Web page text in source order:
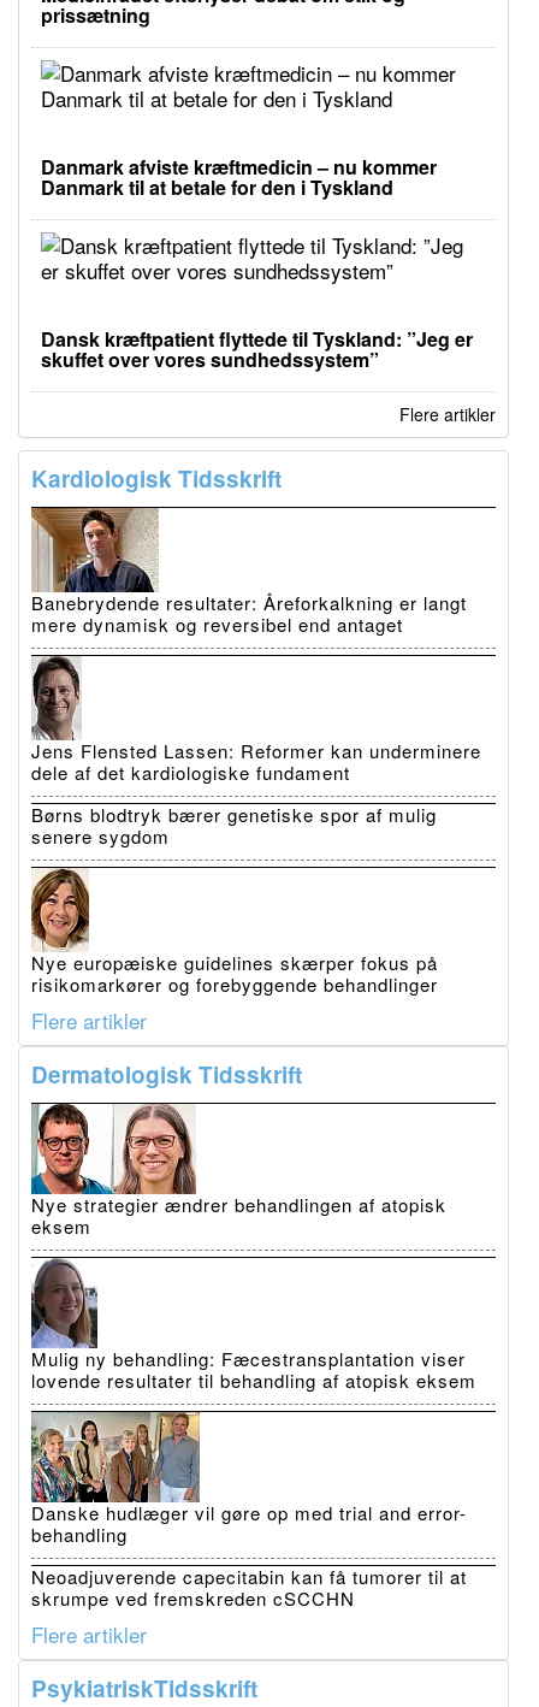
prissætning
Danmark afviste kræftmedicin – nu kommer
Danmark til at betale for den i Tyskland
Dansk kræftpatient flyttede til Tyskland: ”Jeg er
skuffet over vores sundhedssystem”
Flere artikler
Kardiologisk Tidsskrift
Banebrydende resultater: Åreforkalkning er langt
mere dynamisk og reversibel end antaget
Jens Flensted Lassen: Reformer kan underminere
dele af det kardiologiske fundament
Børns blodtryk bærer genetiske spor af mulig
senere sygdom
Nye europæiske guidelines skærper fokus på
risikomarkører og forebyggende behandlinger
Flere artikler
Dermatologisk Tidsskrift
Nye strategier ændrer behandlingen af atopisk
eksem
Mulig ny behandling: Fæcestransplantation viser
lovende resultater til behandling af atopisk eksem
Danske hudlæger vil gøre op med trial and error-
behandling
Neoadjuverende capecitabin kan få tumorer til at
skrumpe ved fremskreden cSCCHN
Flere artikler
PsykiatriskTidsskrift